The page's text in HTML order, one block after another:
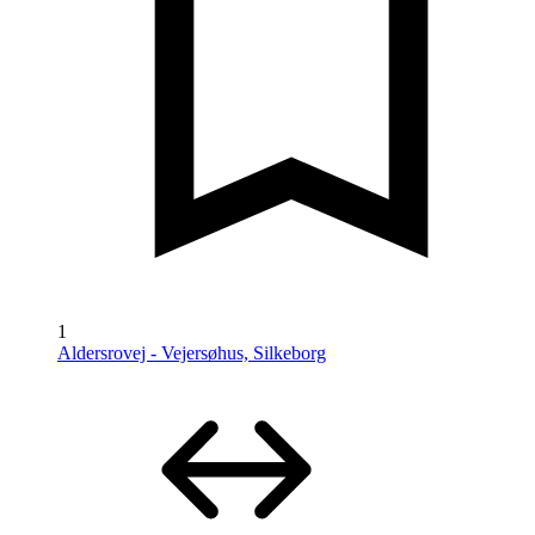
1
Aldersrovej - Vejersøhus, Silkeborg